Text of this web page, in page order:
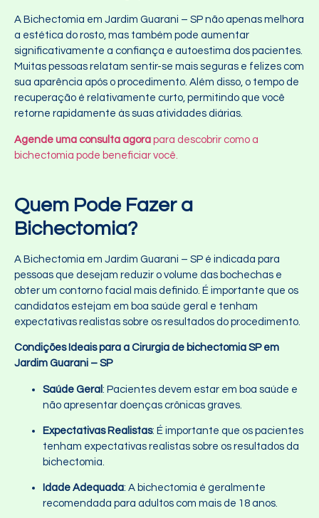
A Bichectomia em Jardim Guarani – SP não apenas melhora
a estética do rosto, mas também pode aumentar
significativamente a confiança e autoestima dos pacientes.
Muitas pessoas relatam sentir-se mais seguras e felizes com
sua aparência após o procedimento. Além disso, o tempo de
recuperação é relativamente curto, permitindo que você
retorne rapidamente às suas atividades diárias.
Agende uma consulta agora para descobrir como a
bichectomia pode beneficiar você.
Quem Pode Fazer a
Bichectomia?
A Bichectomia em Jardim Guarani – SP é indicada para
pessoas que desejam reduzir o volume das bochechas e
obter um contorno facial mais definido. É importante que os
candidatos estejam em boa saúde geral e tenham
expectativas realistas sobre os resultados do procedimento.
Condições Ideais para a Cirurgia de bichectomia SP em
Jardim Guarani – SP
Saúde Geral : Pacientes devem estar em boa saúde e
não apresentar doenças crônicas graves.
Expectativas Realistas: É importante que os pacientes
tenham expectativas realistas sobre os resultados da
bichectomia.
Idade Adequada: A bichectomia é geralmente
recomendada para adultos com mais de 18 anos.